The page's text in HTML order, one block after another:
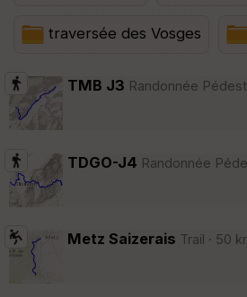
traversée des Vosges
TMB J3 Randonnée
TDGO-J4 Randonnée
Metz Saizerais Trail · 50